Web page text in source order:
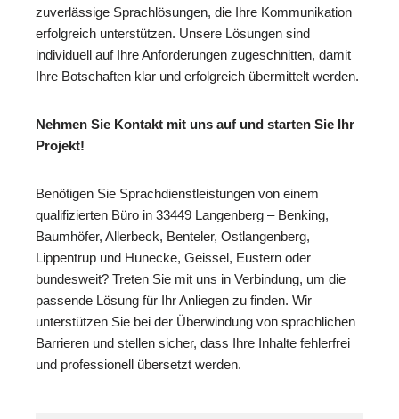
zuverlässige Sprachlösungen, die Ihre Kommunikation
erfolgreich unterstützen. Unsere Lösungen sind
individuell auf Ihre Anforderungen zugeschnitten, damit
Ihre Botschaften klar und erfolgreich übermittelt werden.
Nehmen Sie Kontakt mit uns auf und starten Sie Ihr
Projekt!
Benötigen Sie Sprachdienstleistungen von einem
qualifizierten Büro in 33449 Langenberg – Benking,
Baumhöfer, Allerbeck, Benteler, Ostlangenberg,
Lippentrup und Hunecke, Geissel, Eustern oder
bundesweit? Treten Sie mit uns in Verbindung, um die
passende Lösung für Ihr Anliegen zu finden. Wir
unterstützen Sie bei der Überwindung von sprachlichen
Barrieren und stellen sicher, dass Ihre Inhalte fehlerfrei
und professionell übersetzt werden.